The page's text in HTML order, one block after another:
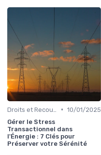
• 10/01/2025
Gérer le Stress
Transactionnel dans
l'Énergie : 7 Clés pour
Préserver votre Sérénité